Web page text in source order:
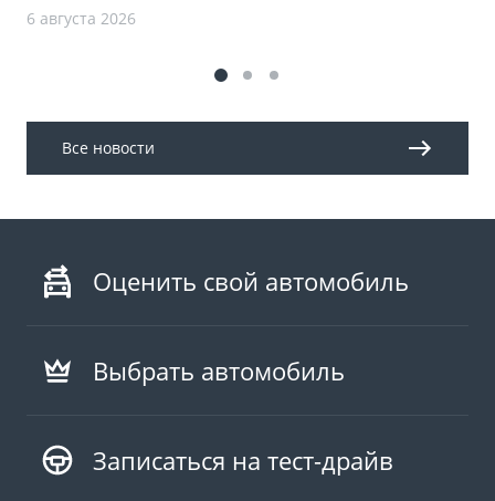
6 августа 2026
Все новости
Оценить свой автомобиль
Выбрать автомобиль
Записаться на тест-драйв